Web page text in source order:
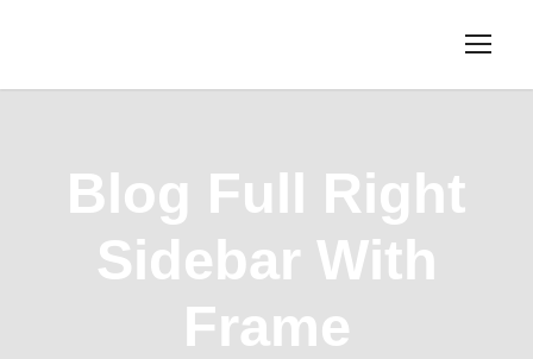
Blog Full Right
Sidebar With
Frame